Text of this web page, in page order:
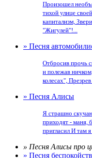
Произошел
тихой улице
капитализм,
"Жигулей"!...
» Песня
Отбросив прочь
и полежав
колесах",
» Песня Алисы
Я страшно
приходят - маня,
пригласил И там
» Песня Алисы про
» Песня